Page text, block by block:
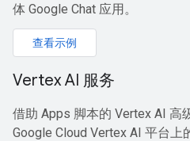
体 Google Chat 应用。
查看示例
Vertex AI 服务
借助 Apps 脚本的 Vertex AI 高
Google Cloud Vertex AI 平台上